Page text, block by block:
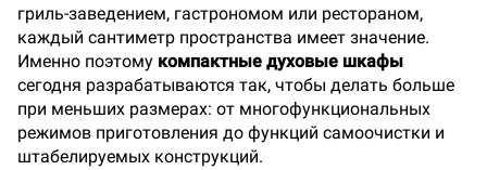
гриль-заведением, гастрономом или рестораном,
каждый сантиметр пространства имеет значение.
Именно поэтому компактные духовые шкафы
сегодня разрабатываются так, чтобы делать больше
при меньших размерах: от многофункциональных
режимов приготовления до функций самоочистки и
штабелируемых конструкций.